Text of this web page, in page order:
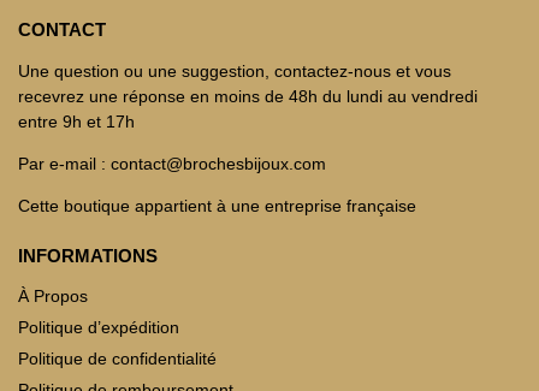
CONTACT
Une question ou une suggestion, contactez-nous et vous
recevrez une réponse en moins de 48h du lundi au vendredi
entre 9h et 17h
Par e-mail : contact@brochesbijoux.com
Cette boutique appartient à une entreprise française
INFORMATIONS
À Propos
Politique d’expédition
Politique de confidentialité